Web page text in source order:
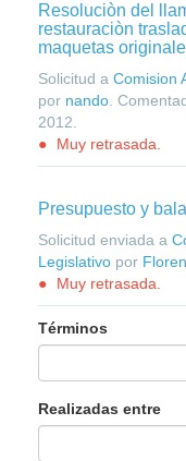
Resoluciòn del
restauraciòn
maquetas
Solicitud a Comision
por nando .
2012
Muy retrasada.
Presupuesto y
Solicitud enviada a
Legislativo por
Muy retrasada.
Términos
Realizadas entre